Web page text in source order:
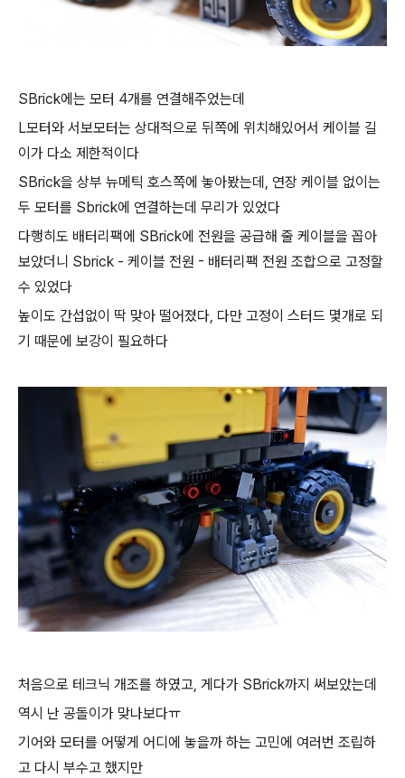
SBrick에는 모터 4개를 연결해주었는데
L모터와 서보모터는 상대적으로 뒤쪽에 위치해있어서 케이블 길
이가 다소 제한적이다
SBrick을 상부 뉴메틱 호스쪽에 놓아봤는데, 연장 케이블 없이는
두 모터를 Sbrick에 연결하는데 무리가 있었다
다행히도 배터리팩에 SBrick에 전원을 공급해 줄 케이블을 꼽아
보았더니 Sbrick - 케이블 전원 - 배터리팩 전원 조합으로 고정할
수 있었다
높이도 간섭없이 딱 맞아 떨어졌다, 다만 고정이 스터드 몇개로 되
기 때문에 보강이 필요하다
처음으로 테크닉 개조를 하였고, 게다가 SBrick까지 써보았는데
역시 난 공돌이가 맞나보다ㅠ
기어와 모터를 어떻게 어디에 놓을까 하는 고민에 여러번 조립하
고 다시 부수고 했지만